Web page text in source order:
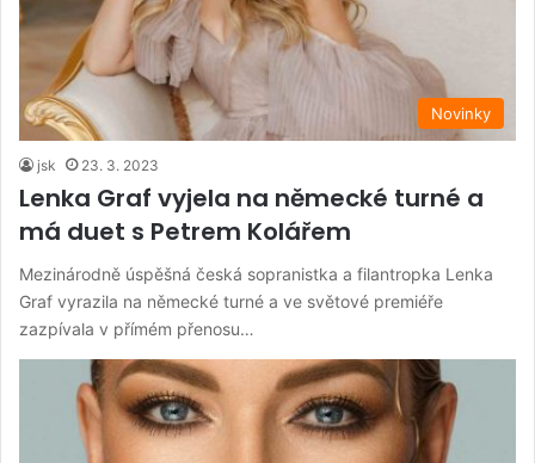
Novinky
jsk 23. 3. 2023
Lenka Graf vyjela na německé turné a
má duet s Petrem Kolářem
Mezinárodně úspěšná česká sopranistka a filantropka Lenka
Graf vyrazila na německé turné a ve světové premiéře
zazpívala v přímém přenosu…